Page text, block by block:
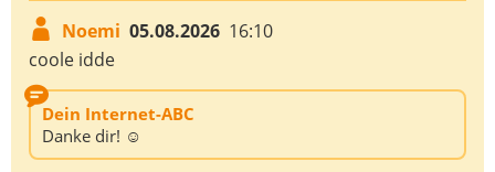
Noemi 05.08.2026 16:10
coole idde
Dein Internet-ABC
Danke dir! ☺️